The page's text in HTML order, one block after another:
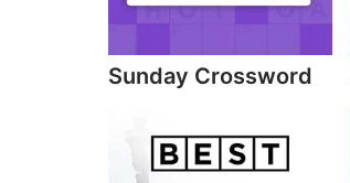
Sunday Crossword